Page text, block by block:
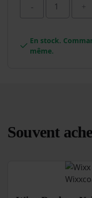
Wixx
En stock.
même.
Souvent